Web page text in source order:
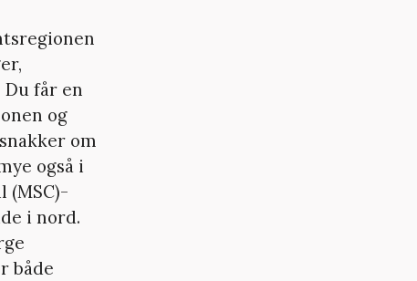
får en
og
om
også i
(MSC)-
i nord.
både